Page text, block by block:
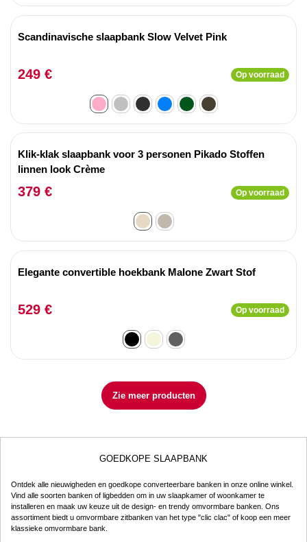
Scandinavische slaapbank Slow Velvet Pink
249 € Op voorraad
Klik-klak slaapbank voor 3 personen Pikado Stoffen
linnen look Crème
379 € Op voorraad
Elegante convertible hoekbank Malone Zwart Stof
529 € Op voorraad
Zie meer producten
GOEDKOPE SLAAPBANK
Ontdek alle nieuwigheden en goedkope converteerbare banken in onze online winkel.
Vind alle soorten banken of ligbedden om in uw slaapkamer of woonkamer te
installeren en maak uw keuze uit de design- en trendy omvormbare banken. Ons
assortiment biedt u omvormbare zitbanken van het type "clic clac" of koop een meer
klassieke omvormbare bank.